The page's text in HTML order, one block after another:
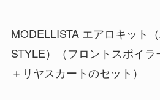
MODELLISTA エアロキット
STYLE）
（フロントスポイ
＋リヤスカートのセット）